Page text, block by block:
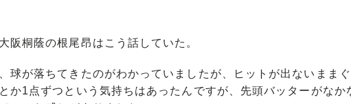
阪桐蔭の根尾昂はこう話していた。
球が落ちてきたのがわかっていましたが、ヒットが出ないまま
か1点ずつという気持ちはあったんですが、先頭バッターがなか